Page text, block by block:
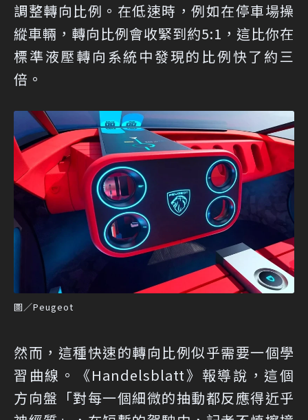
調整轉向比例。在低速時，例如在停車場操
縱車輛，轉向比例會收緊到約5:1，這比你在
標準液壓轉向系統中發現的比例快了約三
倍。
圖／Peugeot
然而，這種快速的轉向比例似乎需要一個學
習曲線。《Handelsblatt》報導說，這個
方向盤「對每一個細微的抽動都反應得近乎